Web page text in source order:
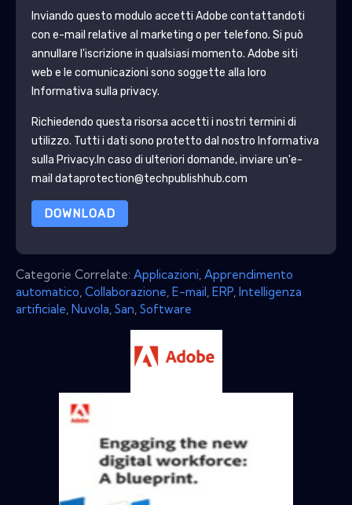
Inviando questo modulo accetti Adobe contattandoti
con e-mail relative al marketing o per telefono. Si può
annullare l'iscrizione in qualsiasi momento. Adobe siti
web e le comunicazioni sono soggette alla loro
Informativa sulla privacy.
Richiedendo questa risorsa accetti i nostri termini di
utilizzo. Tutti i dati sono protetto dal nostro Informativa
sulla Privacy.In caso di ulteriori domande, inviare un'e-
mail dataprotection@techpublishhub.com
DOWNLOAD
Categorie Correlate: Applicazioni Apprendimento
automatico Collaborazione E-mail ERP Intelligenza
artificiale Nuvola San Software